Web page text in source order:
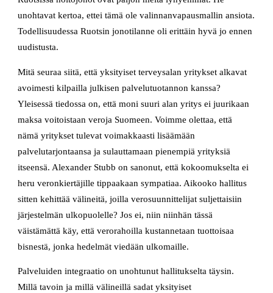
unohtavat kertoa, ettei tämä ole valinnanvapausmallin ansiota.
Todellisuudessa Ruotsin jonotilanne oli erittäin hyvä jo ennen
uudistusta.
Mitä seuraa siitä, että yksityiset terveysalan yritykset alkavat
avoimesti kilpailla julkisen palvelutuotannon kanssa?
Yleisessä tiedossa on, että moni suuri alan yritys ei juurikaan
maksa voitoistaan veroja Suomeen. Voimme olettaa, että
nämä yritykset tulevat voimakkaasti lisäämään
palvelutarjontaansa ja sulauttamaan pienempiä yrityksiä
itseensä. Alexander Stubb on sanonut, että kokoomukselta ei
heru veronkiertäjille tippaakaan sympatiaa. Aikooko hallitus
sitten kehittää välineitä, joilla verosuunnittelijat suljettaisiin
järjestelmän ulkopuolelle? Jos ei, niin niinhän tässä
väistämättä käy, että verorahoilla kustannetaan tuottoisaa
bisnestä, jonka hedelmät viedään ulkomaille.
Palveluiden integraatio on unohtunut hallitukselta täysin.
Millä tavoin ja millä välineillä sadat yksityiset